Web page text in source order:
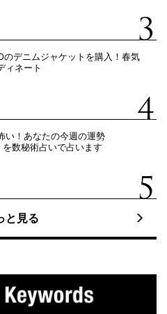
のデニムジャケットを購入！春気
ィネート
い！あなたの今週の運勢
を数秘術占いで占います
と見る